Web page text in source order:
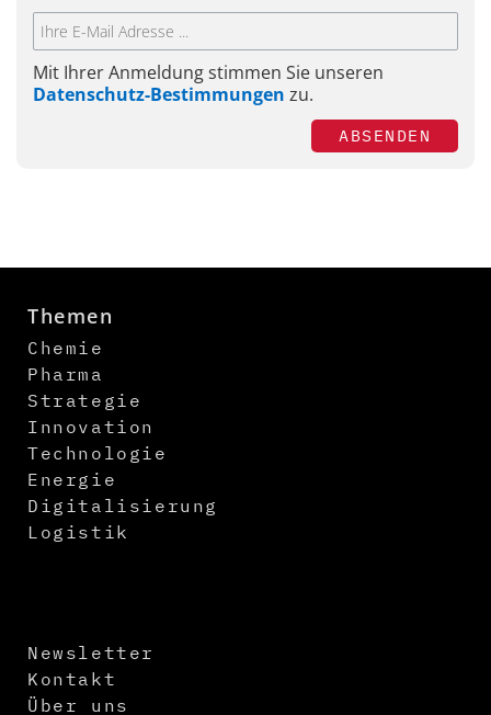
Mit Ihrer Anmeldung stimmen Sie unseren
Datenschutz-Bestimmungen zu.
ABSENDEN
Themen
Chemie
Pharma
Strategie
Innovation
Technologie
Energie
Digitalisierung
Logistik
Newsletter
Kontakt
Über uns